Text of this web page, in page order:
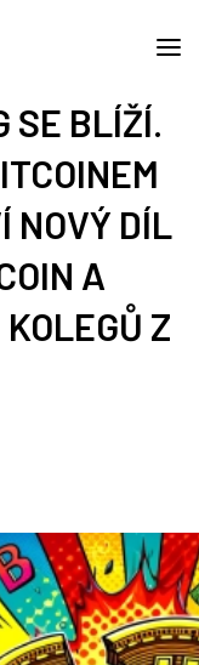
SE BLÍŽÍ.
NOVÝ DÍL
A
Z